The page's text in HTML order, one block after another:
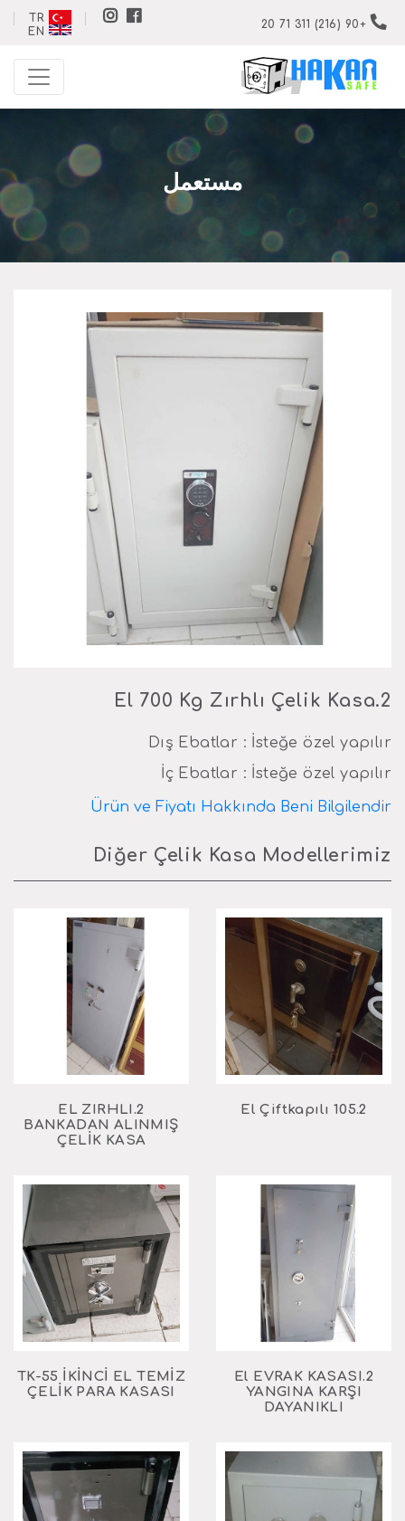
+90 (216) 311 71 20
TR
EN
مستعمل
Dış Ebatlar : İsteğe özel yapılır
İç Ebatlar : İsteğe özel yapılır
Ürün ve Fiyatı Hakkında Beni Bilgilendir
Diğer Çelik Kasa Modellerimiz
2.EL ZIRHLI
BANKADAN ALINMIŞ
ÇELİK KASA
2.El EVRAK KASASI
YANGINA KARŞI
DAYANIKLI
TK-55 İKİNCİ EL TEMİZ
ÇELİK PARA KASASI